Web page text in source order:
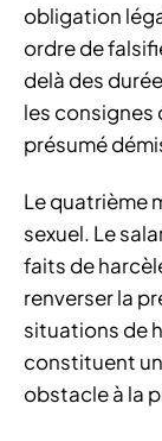
obligation
ordre de
delà des
les consignes
présumé
Le quatrième
sexuel. Le
faits de
renverser la
situations de
constituent
obstacle à la